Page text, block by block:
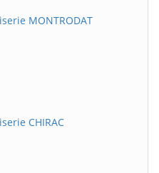
MONTRODAT
CHIRAC